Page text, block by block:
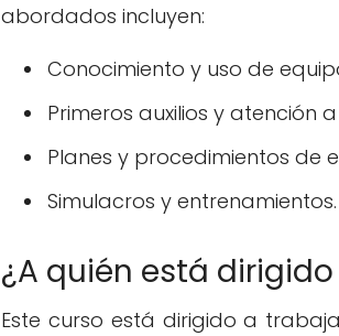
abordados incluyen:
Conocimiento y uso de
Primeros auxilios y atención
Planes y procedimientos de
Simulacros y entrenamientos.
¿A quién está
Este curso está dirigido a